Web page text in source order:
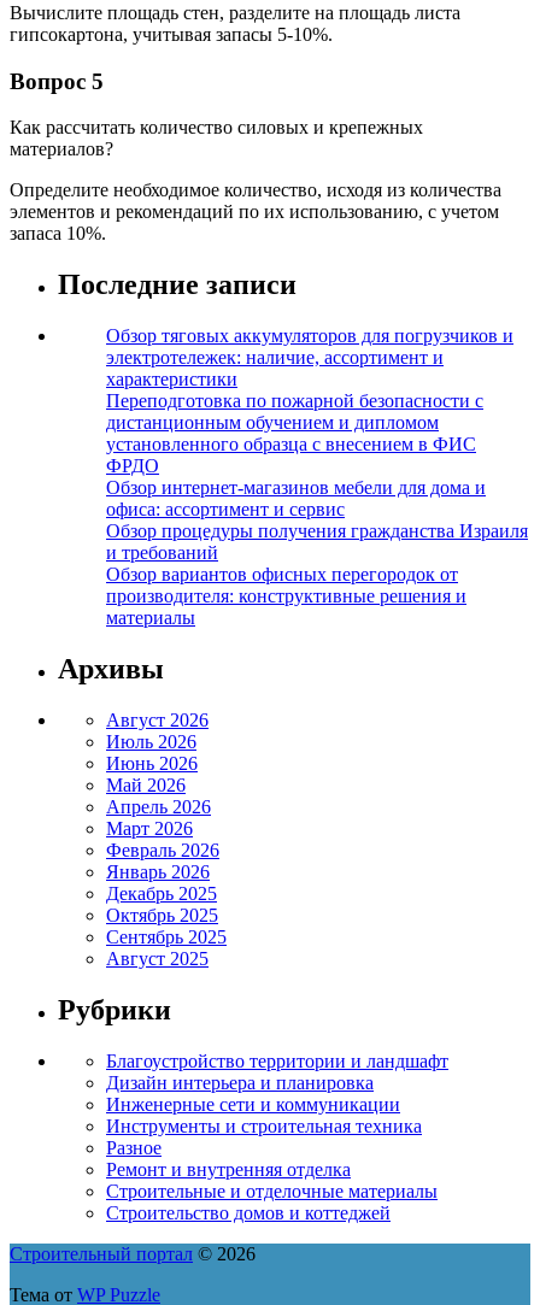
Вычислите площадь стен, разделите на площадь листа
гипсокартона, учитывая запасы 5-10%.
Вопрос 5
Как рассчитать количество силовых и крепежных
материалов?
Определите необходимое количество, исходя из количества
элементов и рекомендаций по их использованию, с учетом
запаса 10%.
Последние записи
Обзор тяговых аккумуляторов для погрузчиков и
электротележек: наличие, ассортимент и
характеристики
Переподготовка по пожарной безопасности с
дистанционным обучением и дипломом
установленного образца с внесением в ФИС
ФРДО
Обзор интернет-магазинов мебели для дома и
офиса: ассортимент и сервис
Обзор процедуры получения гражданства Израиля
и требований
Обзор вариантов офисных перегородок от
производителя: конструктивные решения и
материалы
Архивы
Август 2026
Июль 2026
Июнь 2026
Май 2026
Апрель 2026
Март 2026
Февраль 2026
Январь 2026
Декабрь 2025
Октябрь 2025
Сентябрь 2025
Август 2025
Рубрики
Благоустройство территории и ландшафт
Дизайн интерьера и планировка
Инженерные сети и коммуникации
Инструменты и строительная техника
Разное
Ремонт и внутренняя отделка
Строительные и отделочные материалы
Строительство домов и коттеджей
Строительный портал © 2026
Тема от WP Puzzle